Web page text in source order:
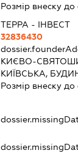
Розмір внеску
ТЕРРА - ІНВЕСТ
32836430
КИЄВО-
КИЇВСЬКА,
Розмір внеску